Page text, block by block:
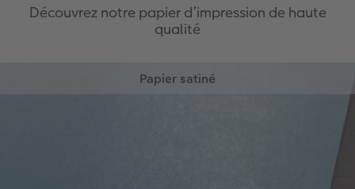
Découvrez notre papier d’impression de haute
qualité